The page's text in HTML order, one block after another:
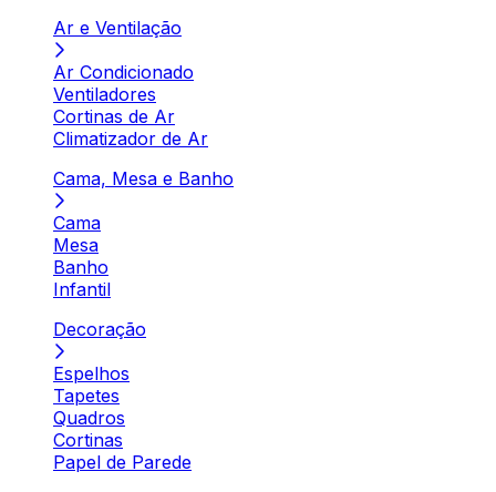
Ar e Ventilação
Ar Condicionado
Ventiladores
Cortinas de Ar
Climatizador de Ar
Cama, Mesa e Banho
Cama
Mesa
Banho
Infantil
Decoração
Espelhos
Tapetes
Quadros
Cortinas
Papel de Parede